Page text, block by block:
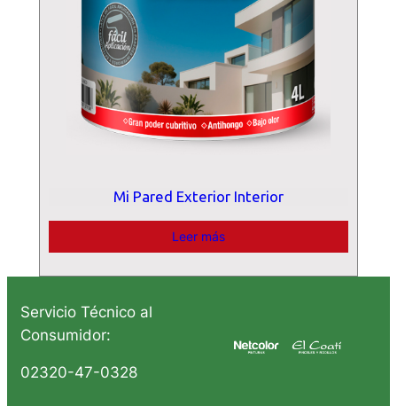
Mi Pared Exterior Interior
Leer más
Servicio Técnico al
Consumidor:
02320-47-0328